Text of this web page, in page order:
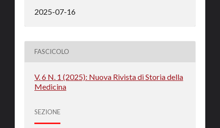
2025-07-16
FASCICOLO
V. 6 N. 1 (2025): Nuova Rivista di Storia della
Medicina
SEZIONE